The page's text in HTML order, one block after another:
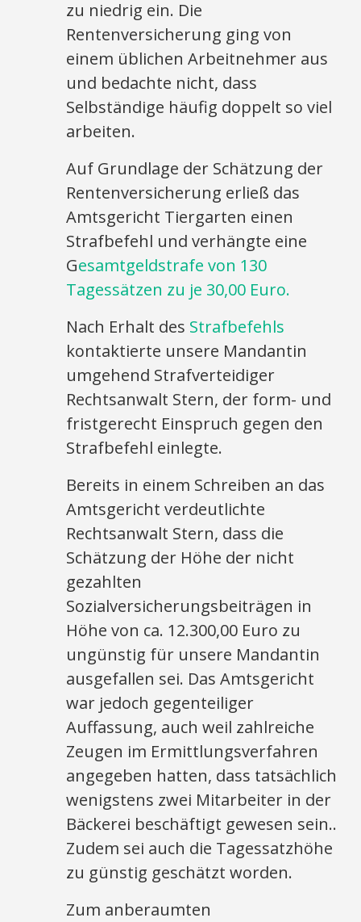
zu niedrig ein. Die
Rentenversicherung ging von
einem üblichen Arbeitnehmer aus
und bedachte nicht, dass
Selbständige häufig doppelt so viel
arbeiten.
Auf Grundlage der Schätzung der
Rentenversicherung erließ das
Amtsgericht Tiergarten einen
Strafbefehl und verhängte eine
Gesamtgeldstrafe von 130
Tagessätzen zu je 30,00 Euro.
Nach Erhalt des Strafbefehls
kontaktierte unsere Mandantin
umgehend Strafverteidiger
Rechtsanwalt Stern, der form- und
fristgerecht Einspruch gegen den
Strafbefehl einlegte.
Bereits in einem Schreiben an das
Amtsgericht verdeutlichte
Rechtsanwalt Stern, dass die
Schätzung der Höhe der nicht
gezahlten
Sozialversicherungsbeiträgen in
Höhe von ca. 12.300,00 Euro zu
ungünstig für unsere Mandantin
ausgefallen sei. Das Amtsgericht
war jedoch gegenteiliger
Auffassung, auch weil zahlreiche
Zeugen im Ermittlungsverfahren
angegeben hatten, dass tatsächlich
wenigstens zwei Mitarbeiter in der
Bäckerei beschäftigt gewesen sein..
Zudem sei auch die Tagessatzhöhe
zu günstig geschätzt worden.
Zum anberaumten